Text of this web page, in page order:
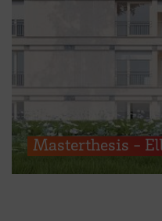
Masterthesis -